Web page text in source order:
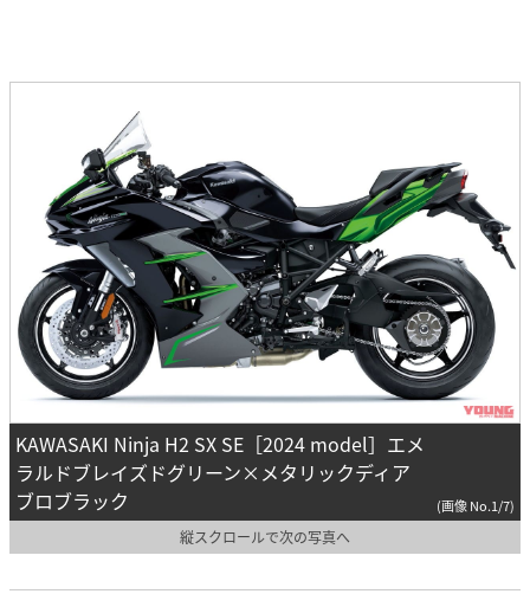
KAWASAKI Ninja H2 SX SE［2024 model］エメ
ラルドブレイズドグリーン×メタリックディア
ブロブラック
(画像 No.1/7)
縦スクロールで次の写真へ